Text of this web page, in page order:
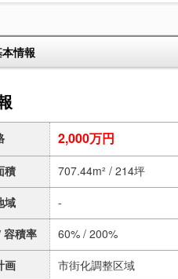
情報
2,000万円
積 707.44m² / 214坪
域
-
容積率
60% / 200%
画
市街化調整区域